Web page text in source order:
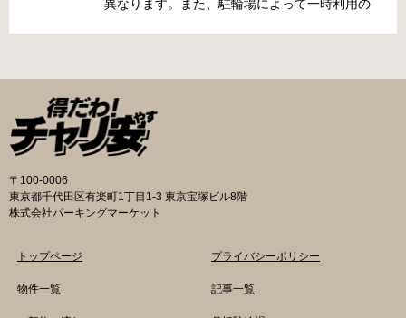
町4丁目281の3番地 電話 06-6902-2340（業務
還料 2,500円 自転車の鍵 身分証明証 守口市HP
はこちら 堺市で撤去された場合 三国ヶ丘自転車
保管返還所 住所 堺区向陵東町1丁12-15 電話 三
国ヶ丘自転車保管返還所 最寄駅 南海高野線百舌
鳥八幡駅東出口 徒歩5分 返還の際に必要な書
堺市HPはこちら 吹田市で撤去された場合 片山
保管所 住所 吹田市片山町1丁目22番 電話 06-
還の際に必要な書類 返還料 3,000円 自転車の鍵
異なります。また、駐輪場によって一時利用の
自転車駐輪場 利用方法 利用登録申請書の提出
利用登録申請書を窓口に提出ではなく、Web上
での利用登録になります。 利用料金 登録手数料
不要です。 定期利用料金 西三荘駅駐輪センター
屋根あり 一般：2,100円／月 屋根あり 障害者：
般：2,000円／月 屋根あり 学生：1,800円／月
屋根あり 障害者：1,000円／月 各駐輪場で定期
管理会社にお問い合わせください。 一時利用料
す。 守口市HPはこちら 堺市の自転車駐輪場 利
〒100-0006
東京都千代田区有楽町1丁目1-3 東京宝塚ビル8階
株式会社パーキングマーケット
トップページ
物件一覧
プライバシーポリシー
記事一覧